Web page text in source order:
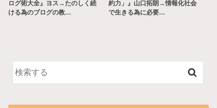
ログ術大全』ヨス→たのしく続
ける為のブログの教…
約力」』山口拓朗→情報化社会
で生きる為に必要…